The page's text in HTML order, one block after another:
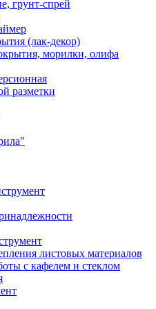
грунт-спрей
(лак-декор)
морилки, олифа
разметки
листовых материалов
с кафелем и стеклом